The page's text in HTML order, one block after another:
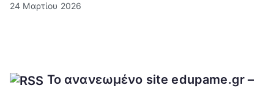
24 Μαρτίου 2026
Το ανανεωμένο site edupame.gr –